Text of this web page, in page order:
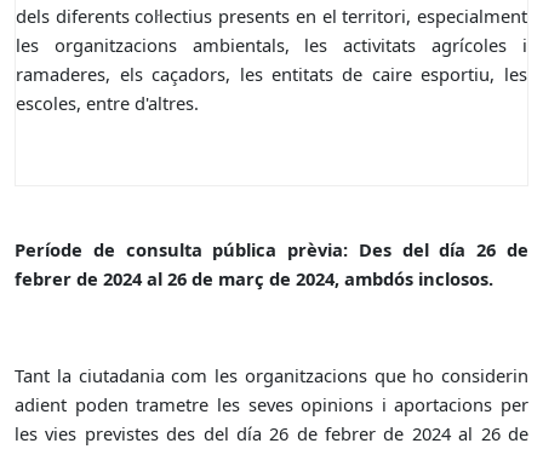
dels diferents col·lectius presents en el territori, especialment
les organitzacions ambientals, les activitats agrícoles i
ramaderes, els caçadors, les entitats de caire esportiu, les
escoles, entre d'altres.
Període de consulta pública prèvia: Des del día 26 de
febrer de 2024 al 26 de març de 2024, ambdós inclosos.
Tant la ciutadania com les organitzacions que ho considerin
adient poden trametre les seves opinions i aportacions per
les vies previstes des del día 26 de febrer de 2024 al 26 de